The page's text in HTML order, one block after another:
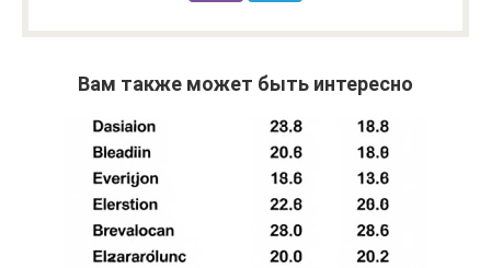
Вам также может быть интересно